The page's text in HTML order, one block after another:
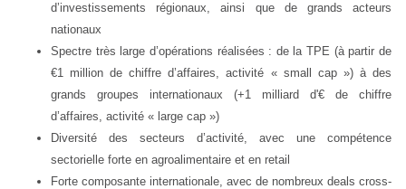
d’investissements régionaux, ainsi que de grands acteurs
nationaux
Spectre très large d’opérations réalisées : de la TPE (à partir de
€1 million de chiffre d’affaires, activité « small cap ») à des
grands groupes internationaux (+1 milliard d'€ de chiffre
d’affaires, activité « large cap »)
Diversité des secteurs d’activité, avec une compétence
sectorielle forte en agroalimentaire et en retail
Forte composante internationale, avec de nombreux deals cross-